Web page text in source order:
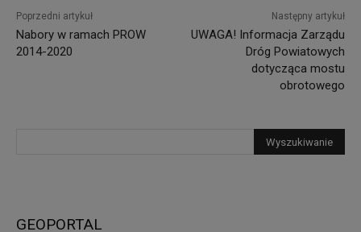
Poprzedni artykuł
Nabory w ramach PROW
2014-2020
Następny artykuł
UWAGA! Informacja Zarządu
Dróg Powiatowych
dotycząca mostu
obrotowego
GEOPORTAL